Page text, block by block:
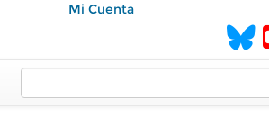
Mi Cuenta